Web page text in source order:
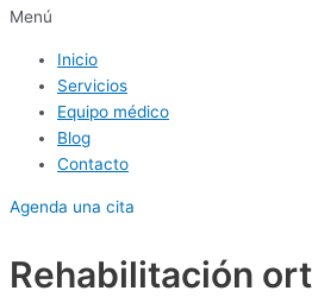
Menú
Inicio
Servicios
Equipo médico
Blog
Contacto
Agenda una cita
Rehabilitación